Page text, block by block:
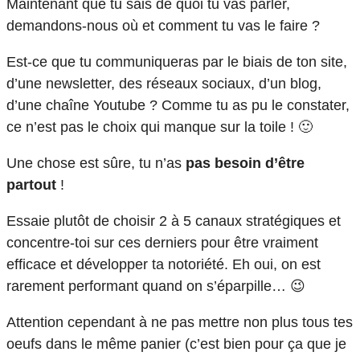
Maintenant que tu sais de quoi tu vas parler,
demandons-nous où et comment tu vas le faire ?
Est-ce que tu communiqueras par le biais de ton site,
d’une newsletter, des réseaux sociaux, d’un blog,
d’une chaîne Youtube ? Comme tu as pu le constater,
ce n’est pas le choix qui manque sur la toile ! 🙂
Une chose est sûre, tu n’as pas besoin d’être
partout !
Essaie plutôt de choisir 2 à 5 canaux stratégiques et
concentre-toi sur ces derniers pour être vraiment
efficace et développer ta notoriété. Eh oui, on est
rarement performant quand on s’éparpille… 😉
Attention cependant à ne pas mettre non plus tous tes
oeufs dans le même panier (c’est bien pour ça que je